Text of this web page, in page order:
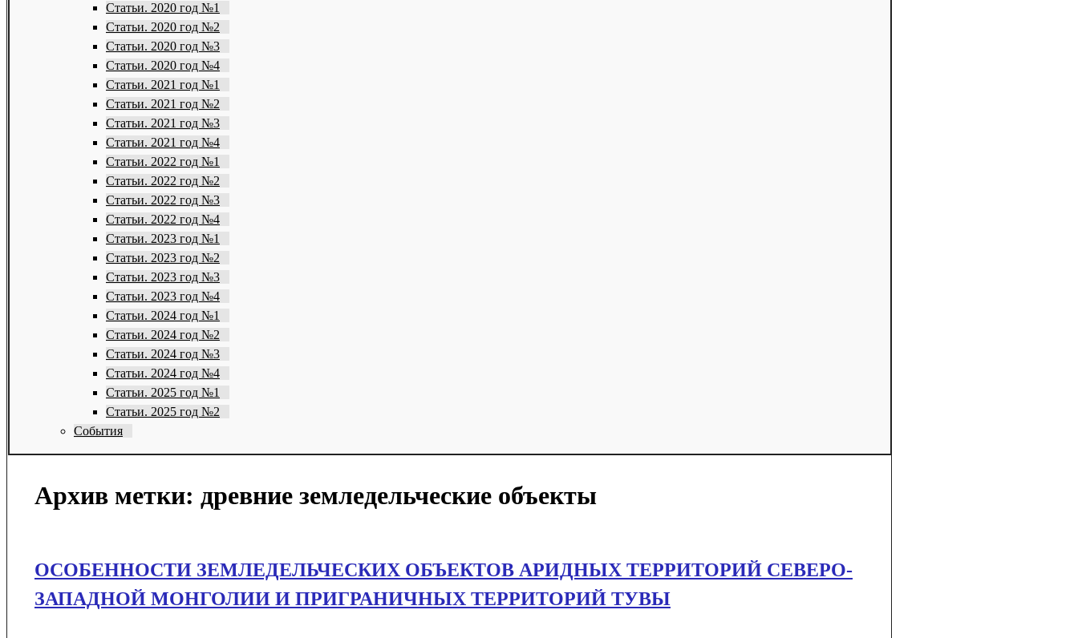
Статьи. 2020 год №1
Статьи. 2020 год №2
Статьи. 2020 год №3
Статьи. 2020 год №4
Статьи. 2021 год №1
Статьи. 2021 год №2
Статьи. 2021 год №3
Статьи. 2021 год №4
Статьи. 2022 год №1
Статьи. 2022 год №2
Статьи. 2022 год №3
Статьи. 2022 год №4
Статьи. 2023 год №1
Статьи. 2023 год №2
Статьи. 2023 год №3
Статьи. 2023 год №4
Статьи. 2024 год №1
Статьи. 2024 год №2
Статьи. 2024 год №3
Статьи. 2024 год №4
Статьи. 2025 год №1
Статьи. 2025 год №2
События
Архив метки: древние земледельческие объекты
ОСОБЕННОСТИ ЗЕМЛЕДЕЛЬЧЕСКИХ ОБЪЕКТОВ АРИДНЫХ ТЕРРИТОРИЙ СЕВЕРО-
ЗАПАДНОЙ МОНГОЛИИ И ПРИГРАНИЧНЫХ ТЕРРИТОРИЙ ТУВЫ